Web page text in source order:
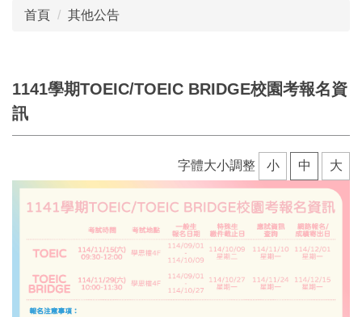
首頁 其他公告
1141學期TOEIC/TOEIC BRIDGE校園考報名資
訊
字體大小調整 小 中 大